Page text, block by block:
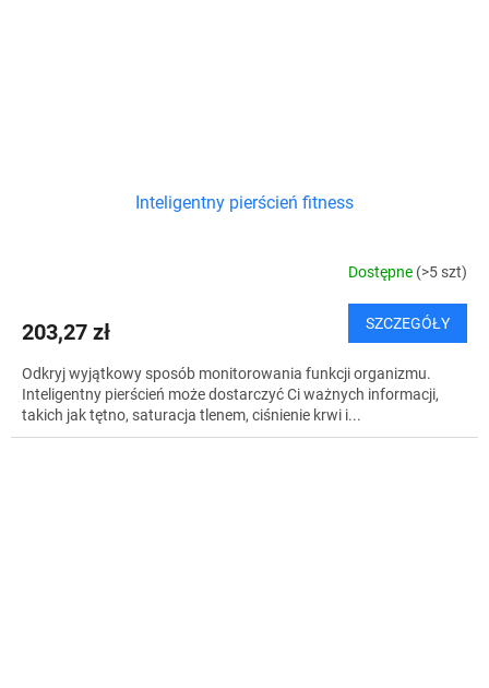
Inteligentny pierścień fitness
Dostępne (>5 szt)
203,27 zł SZCZEGÓŁY
Odkryj wyjątkowy sposób monitorowania funkcji organizmu.
Inteligentny pierścień może dostarczyć Ci ważnych informacji,
takich jak tętno, saturacja tlenem, ciśnienie krwi i...